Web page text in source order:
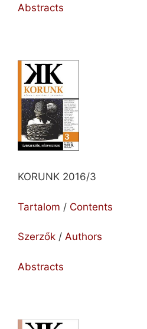
Abstracts
KORUNK 2016/3
Tartalom / Contents
Szerzők / Authors
Abstracts